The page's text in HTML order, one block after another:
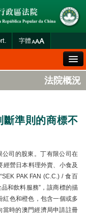
字體
法院概況
斷準則的商標不
司的股東。丁有限公司在
營日本料理外賣、小食及
PAK FAN (C.C.) / 食百
和飲料服務”，該商標的描
紅色和橙色，包含一個或多
時的澳門經濟局申請註冊